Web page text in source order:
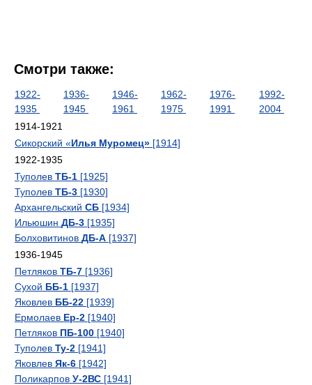
Смотри также:
1922-
1935
1936-
1945
1946-
1961
1962-
1975
1976-
1991
1992-
2004
1914-1921
Сикорский «Илья Муромец» [1914]
1922-1935
Туполев ТБ-1 [1925]
Туполев ТБ-3 [1930]
Архангельский СБ [1934]
Ильюшин ДБ-3 [1935]
Болховитинов ДБ-А [1937]
1936-1945
Петляков ТБ-7 [1936]
Сухой ББ-1 [1937]
Яковлев ББ-22 [1939]
Ермолаев Ер-2 [1940]
Петляков ПБ-100 [1940]
Туполев Ту-2 [1941]
Яковлев Як-6 [1942]
Поликарпов У-2ВС [1941]